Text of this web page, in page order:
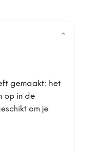
⌄
gemaakt: het
op in de
om je